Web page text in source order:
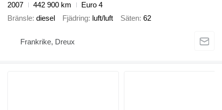
2007
442 900 km
Euro 4
Bränsle diesel Fjädring luft/luft Säten 62
Frankrike, Dreux